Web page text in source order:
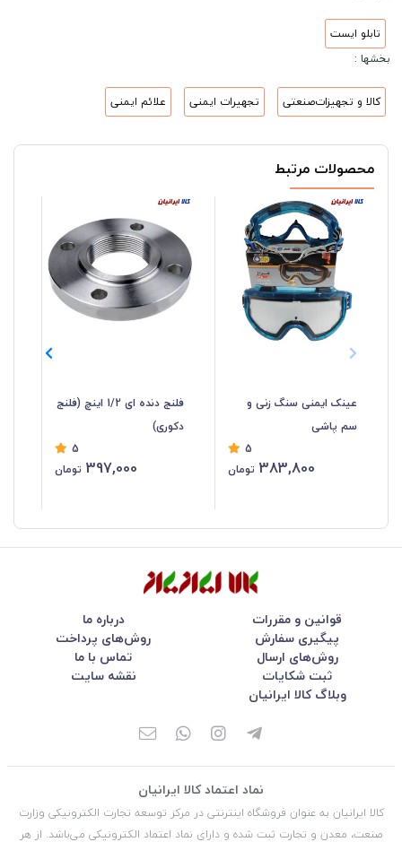
تابلو ایست
بخشها :
کالا و تجهیزات‌صنعتی تجهیرات ایمنی علائم ایمنی
محصولات مرتبط
عینک ایمنی سنگ زنی و
سم پاشی
5
383,800 تومان
فلنج دنده ای 1/2 اینچ (فلنج
دکوری)
5
397,000 تومان
قوانین و مقررات
درباره ما
پیگیری سفارش
روش‌های پرداخت
روش‌های ارسال
تماس با ما
ثبت شکایات
نقشه سایت
وبلاگ کالا ایرانیان
نماد اعتماد کالا ایرانیان
کالا ایرانیان به عنوان فروشگاه اینترنتی در مركز توسعه تجارت الكترونیكی وزارت
صنعت، معدن و تجارت ثبت شده و دارای نماد اعتماد الكترونیكی می‌باشد. از هر